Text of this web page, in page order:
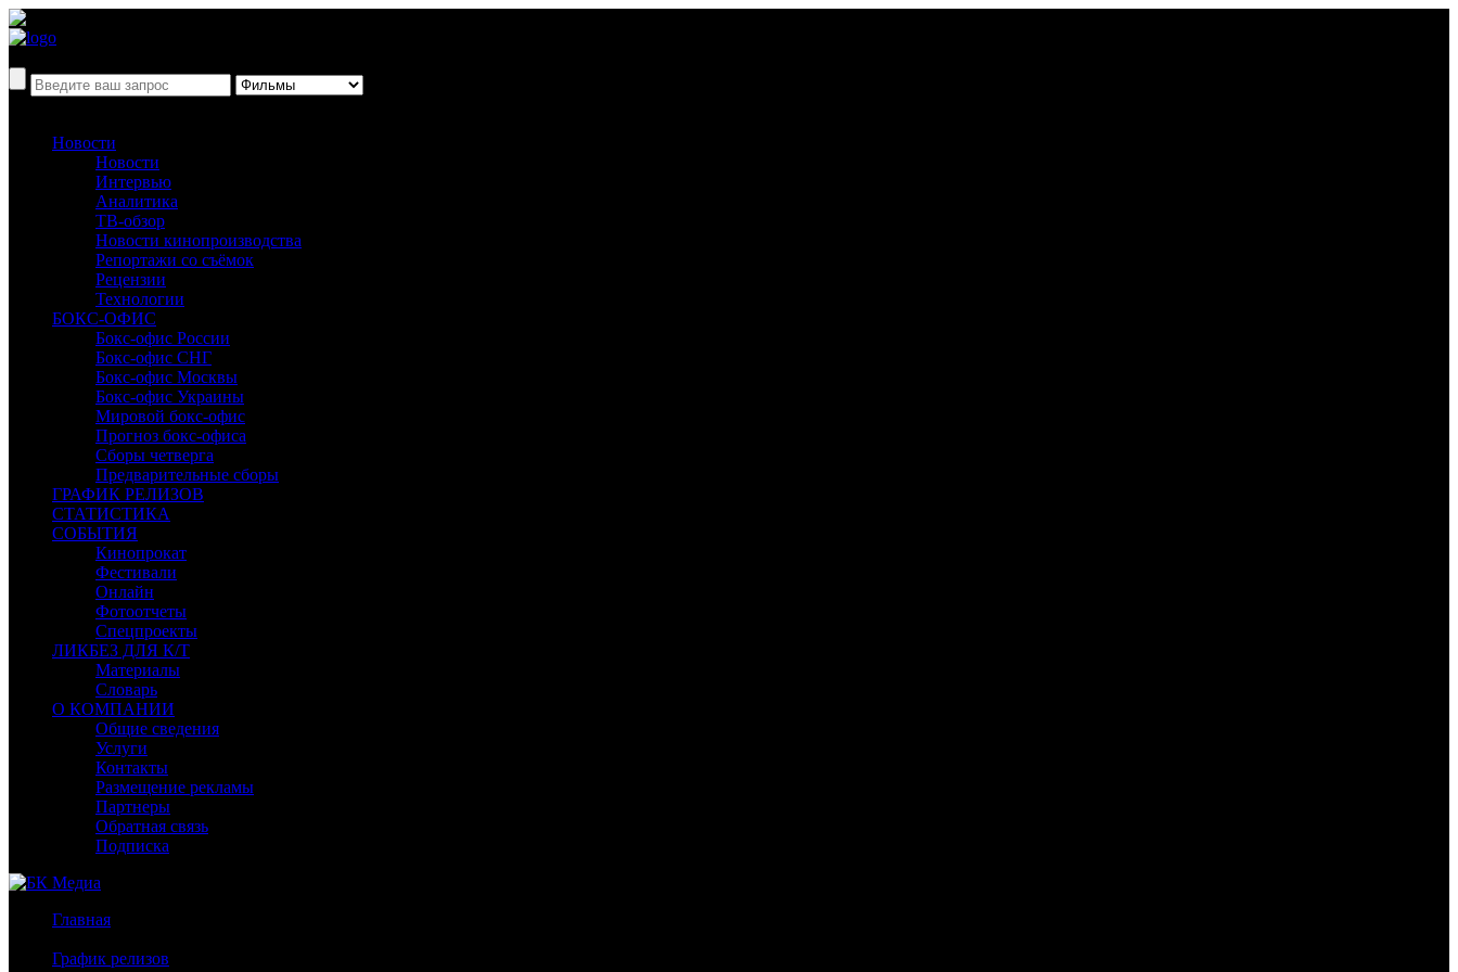
Новости
Новости
Интервью
Аналитика
ТВ-обзор
Новости кинопроизводства
Репортажи со съёмок
Рецензии
Технологии
БОКС-ОФИС
Бокс-офис России
Бокс-офис СНГ
Бокс-офис Москвы
Бокс-офис Украины
Мировой бокс-офис
Прогноз бокс-офиса
Сборы четверга
Предварительные сборы
ГРАФИК РЕЛИЗОВ
СТАТИСТИКА
СОБЫТИЯ
Кинопрокат
Фестивали
Онлайн
Фотоотчеты
Спецпроекты
ЛИКБЕЗ ДЛЯ К/Т
Материалы
Словарь
О КОМПАНИИ
Общие сведения
Услуги
Контакты
Размещение рекламы
Партнеры
Обратная связь
Подписка
Главная
График релизов